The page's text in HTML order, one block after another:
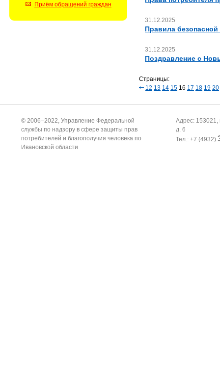
Приём обращений граждан
31.12.2025
Правила
31.12.2025
Поздравление с
Страницы:
12 13 14 15 16 17 18 19 20
© 2006–2022, Управление Федеральной
службы по надзору в сфере защиты прав
потребителей и благополучия человека по
Ивановской области
Адрес: 153021,
д. 6
Тел.: +7 (4932)